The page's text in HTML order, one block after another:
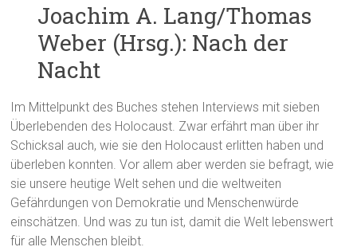
Joachim A. Lang/Thomas
Weber (Hrsg.): Nach der
Nacht
Im Mittelpunkt des Buches stehen Interviews mit sieben
Überlebenden des Holocaust. Zwar erfährt man über ihr
Schicksal auch, wie sie den Holocaust erlitten haben und
überleben konnten. Vor allem aber werden sie befragt, wie
sie unsere heutige Welt sehen und die weltweiten
Gefährdungen von Demokratie und Menschenwürde
einschätzen. Und was zu tun ist, damit die Welt lebenswert
für alle Menschen bleibt.